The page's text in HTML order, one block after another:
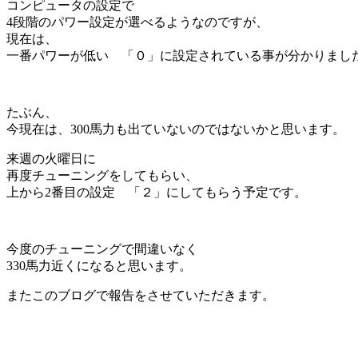
コンピュータの設定で
4段階のパワー設定が選べるようなのですが、
現在は、
一番パワーが低い 「０」に設定されている事が分かりまし
たぶん、
今現在は、300馬力も出ていないのではないかと思います。
来週の火曜日に
再度チューニングをしてもらい、
上から2番目の設定 「２」にしてもらう予定です。
今度のチューニングで間違いなく
330馬力近くになると思います。
またこのブログで報告をさせていただきます。